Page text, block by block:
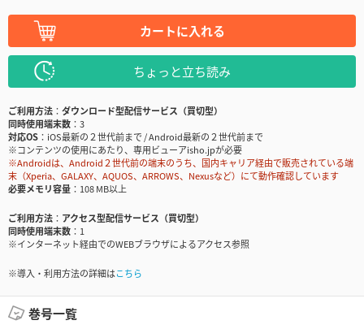
カートに入れる
ちょっと立ち読み
ご利用方法
ダウンロード型配信サービス（買切型）
同時使用端末数
3
対応OS
iOS最新の２世代前まで / Android最新の２世代前まで
※コンテンツの使用にあたり、専用ビューアisho.jpが必要
※Androidは、Android２世代前の端末のうち、国内キャリア経由で販売されている端
末（Xperia、GALAXY、AQUOS、ARROWS、Nexusなど）にて動作確認しています
必要メモリ容量
108 MB以上
ご利用方法
アクセス型配信サービス（買切型）
同時使用端末数
1
※インターネット経由でのWEBブラウザによるアクセス参照
※導入・利用方法の詳細はこちら
巻号一覧